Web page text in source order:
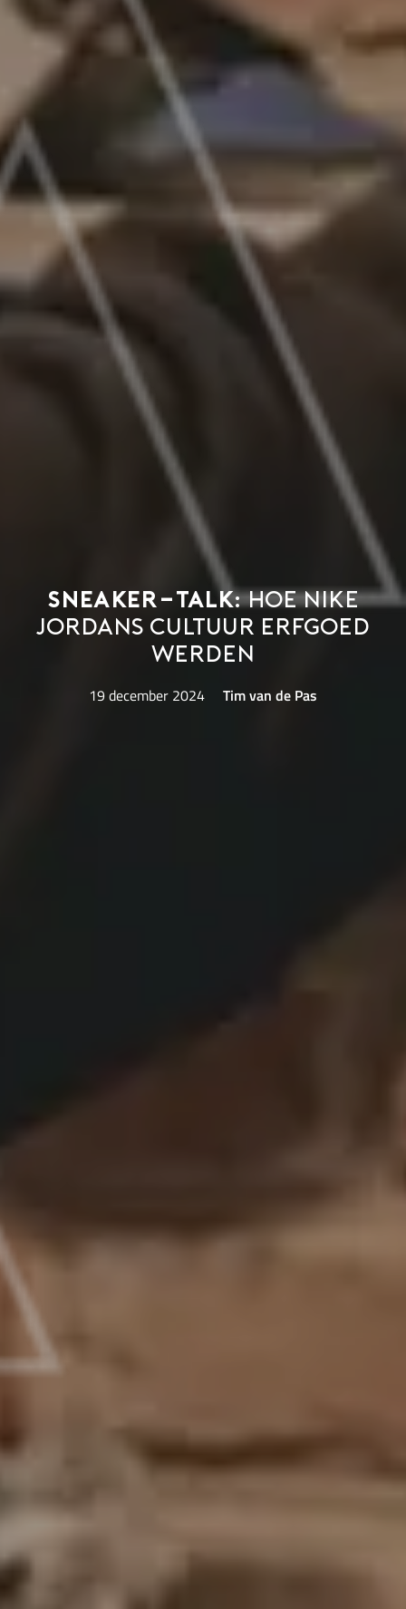
Sneaker-talk:hoe Nike
Jordans cultuur erfgoed
werden
19 december 2024 Tim van de Pas